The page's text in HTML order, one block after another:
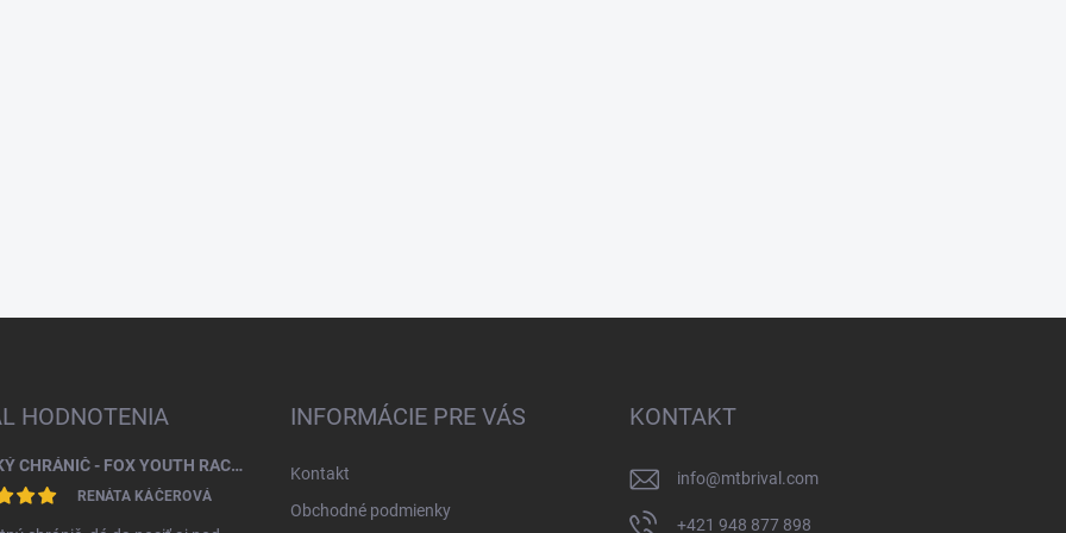
HODNOTENIA
DETSKÝ CHRÁNIČ - FOX YOUTH RACEFRAME IMPACT CE CHEST GUARD
RENÁTA KÁČEROVÁ
INFORMÁCIE PRE VÁS
Kontakt
Obchodné podmienky
KONTAKT
info@mtbrival.com
+421 948 877 898